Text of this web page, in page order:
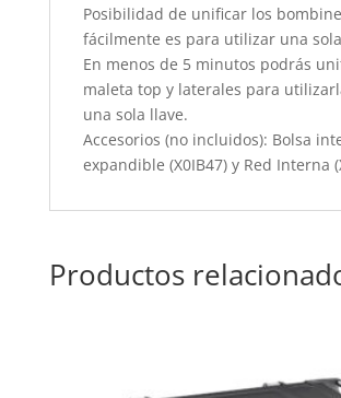
Posibilidad de unificar los
fácilmente es para utilizar una
En menos de 5 minutos podrás
maleta top y laterales para
una sola llave.
Accesorios (no incluidos): Bolsa
expandible (X0IB47) y Red Interna
Productos